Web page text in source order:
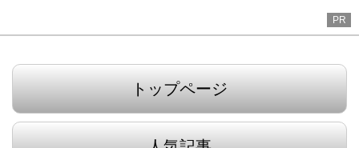
PR
トップページ